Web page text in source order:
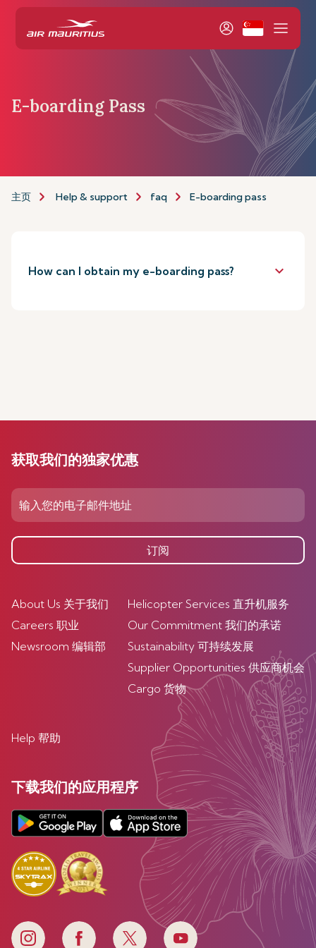
E-boarding Pass
主页 Help & support faq E-boarding pass
How can I obtain my e-boarding pass? keyboard_arrow_down
获取我们的独家优惠
订阅
About Us 关于我们
Careers 职业
Newsroom 编辑部
Helicopter Services 直升机服务
Our Commitment 我们的承诺
Sustainability 可持续发展
Supplier Opportunities 供应商机会
Cargo 货物
Help 帮助
下载我们的应用程序